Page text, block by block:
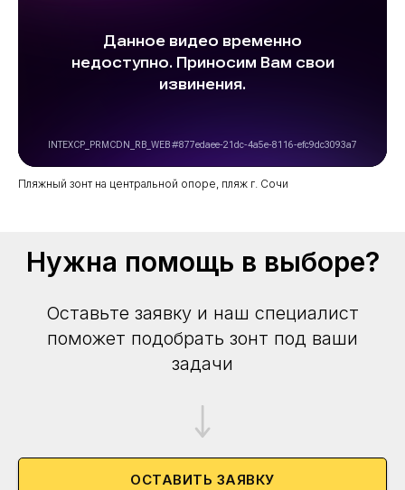
Пляжный зонт на центральной опоре, пляж г. Сочи
Нужна помощь в выборе?
Оставьте заявку и наш специалист
поможет подобрать зонт под ваши
задачи
ОСТАВИТЬ ЗАЯВКУ